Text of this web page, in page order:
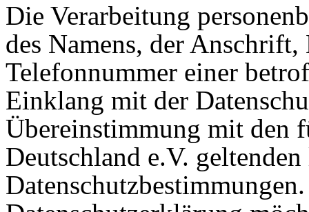
Die Verarbeitung
des Namens, der
Telefonnummer einer
Einklang mit der
Übereinstimmung mit den
Deutschland e.V.